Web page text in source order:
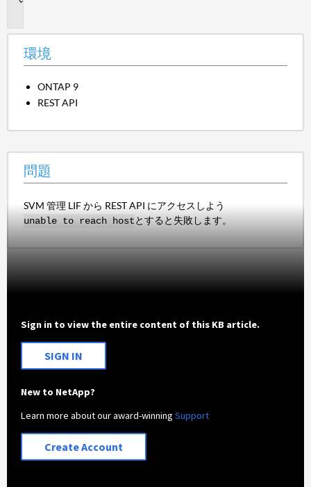
環境
ONTAP 9
REST API
問題
SVM 管理 LIF から REST API にアクセスしよう
unable to reach hostとすると失敗します。
Sign in to view the entire content of this KB article.
SIGN IN
New to NetApp?
Learn more about our award-winningSupport
Create Account